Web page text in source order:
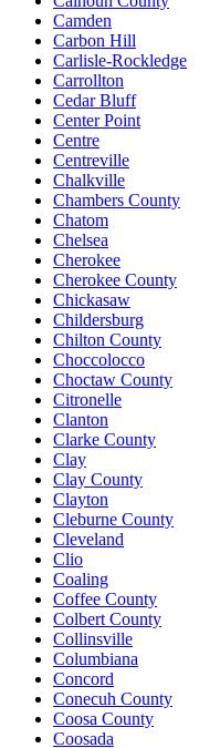
Camden
Carbon Hill
Carlisle-Rockledge
Carrollton
Cedar Bluff
Center Point
Centre
Centreville
Chalkville
Chambers County
Chatom
Chelsea
Cherokee
Cherokee County
Chickasaw
Childersburg
Chilton County
Choccolocco
Choctaw County
Citronelle
Clanton
Clarke County
Clay
Clay County
Clayton
Cleburne County
Cleveland
Clio
Coaling
Coffee County
Colbert County
Collinsville
Columbiana
Concord
Conecuh County
Coosa County
Coosada